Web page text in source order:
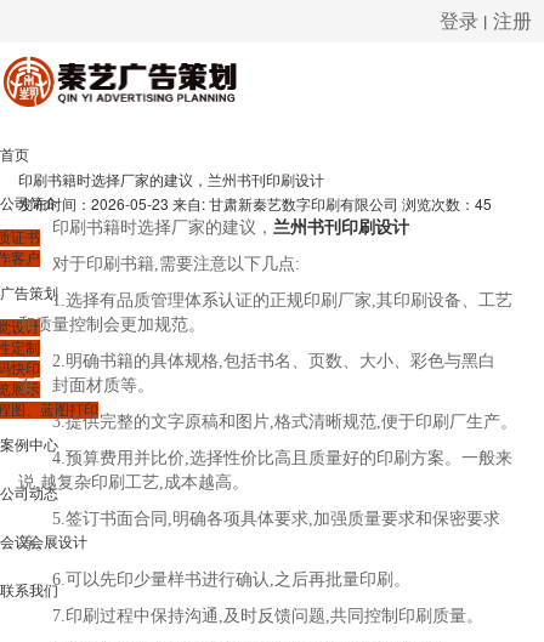
很遗憾，因您的浏览器版本过低导致无法获得最佳浏览体验，推荐下载安装谷歌浏览器！
登录 丨 注册
首页
公司简介
证书
客户
广告策划
设计
定制
快印
展示
图、蓝图打印
案例中心
公司动态
会议会展设计
联系我们
印刷书籍时选择厂家的建议，兰州书刊印刷设计
发布时间：2026-05-23 来自: 甘肃新秦艺数字印刷有限公司 浏览次数：45
印刷书籍时选择厂家的建议，兰州书刊印刷设计
对于印刷书籍,需要注意以下几点:
1.选择有品质管理体系认证的正规印刷厂家,其印刷设备、工艺
和质量控制会更加规范。
2.明确书籍的具体规格,包括书名、页数、大小、彩色与黑白
页、封面材质等。
3.提供完整的文字原稿和图片,格式清晰规范,便于印刷厂生产。
4.预算费用并比价,选择性价比高且质量好的印刷方案。一般来
说,越复杂印刷工艺,成本越高。
5.签订书面合同,明确各项具体要求,加强质量要求和保密要求
等。
6.可以先印少量样书进行确认,之后再批量印刷。
7.印刷过程中保持沟通,及时反馈问题,共同控制印刷质量。